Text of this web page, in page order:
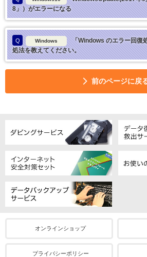
8」）がエラーになる
Q Windows
「Windows のエラー回復
処法を教えてください。
前のページに戻
オンラインショップ
プライバシーポリシー